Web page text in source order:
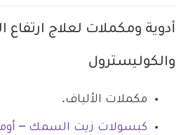
أدوية ومكملات لعلاج ارتفاع
والكوليسترول
مكملات الألياف.
كبسولات زيت السمك –